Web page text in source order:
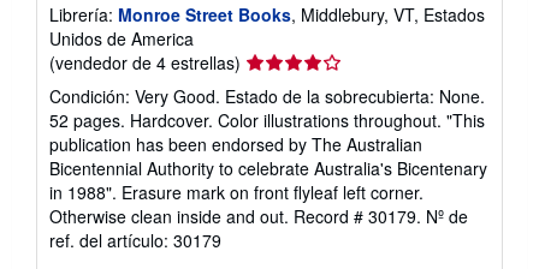
Librería: Monroe Street Books, Middlebury, VT, Estados
Unidos de America
(vendedor de 4 estrellas) Calificación
del
vendedor:
4
de
5
estrellas
Condición: Very Good. Estado de la sobrecubierta: None.
52 pages. Hardcover. Color illustrations throughout. "This
publication has been endorsed by The Australian
Bicentennial Authority to celebrate Australia's Bicentenary
in 1988". Erasure mark on front flyleaf left corner.
Otherwise clean inside and out. Record # 30179. Nº de
ref. del artículo: 30179